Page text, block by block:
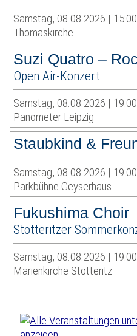
Samstag, 08.08.2026 |
Thomaskirche
Suzi Quatro –
Open Air-Konzert
Samstag, 08.08.2026 |
Panometer Leipzig
Staubkind &
Samstag, 08.08.2026 |
Parkbühne Geyserhaus
Fukushima Choir
Stötteritzer
Samstag, 08.08.2026 |
Marienkirche Stötteritz